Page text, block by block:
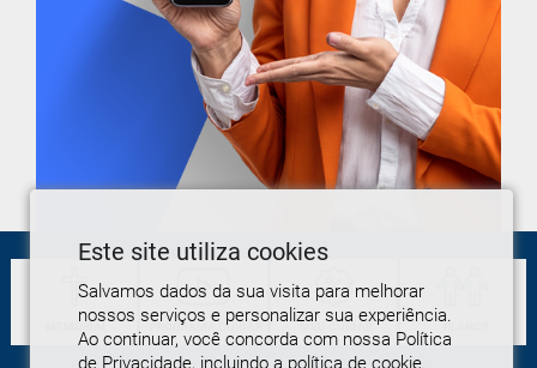
Este site utiliza cookies
Salvamos dados da sua visita para melhorar
nossos serviços e personalizar sua experiência.
Ao continuar, você concorda com nossa Política
de Privacidade, incluindo a política de cookie.
PROGRAMA CUIDAR